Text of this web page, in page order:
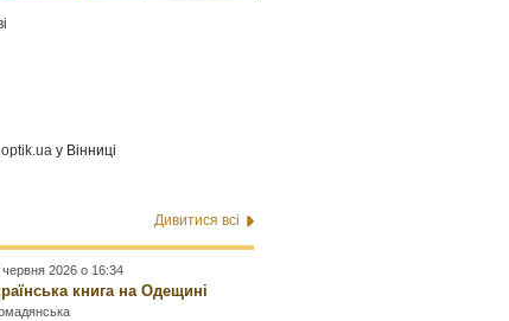
у Вінниці
Дивитися всі
червня 2026 о 16:34
книга на Одещині